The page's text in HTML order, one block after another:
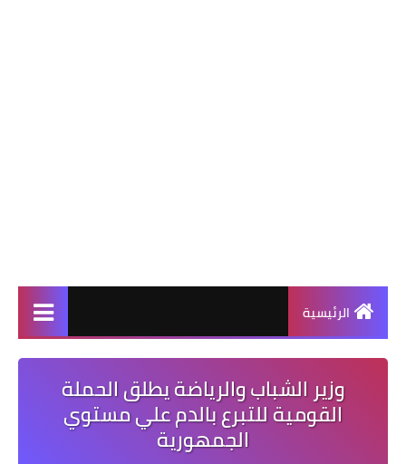
الرئيسية
وزير الشباب والرياضة يطلق الحملة
القومية للتبرع بالدم علي مستوي
الجمهورية